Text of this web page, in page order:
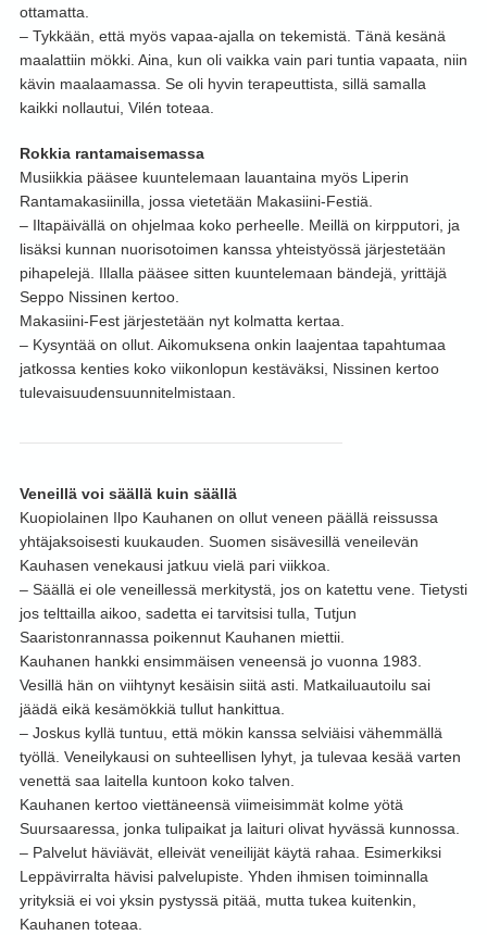
ottamatta.
– Tykkään, että myös vapaa-ajalla on tekemistä. Tänä kesänä
maalattiin mökki. Aina, kun oli vaikka vain pari tuntia vapaata, niin
kävin maalaamassa. Se oli hyvin terapeuttista, sillä samalla
kaikki nollautui, Vilén toteaa.
Rokkia rantamaisemassa
Musiikkia pääsee kuuntelemaan lauantaina myös Liperin
Rantamakasiinilla, jossa vietetään Makasiini-Festiä.
– Iltapäivällä on ohjelmaa koko perheelle. Meillä on kirpputori, ja
lisäksi kunnan nuorisotoimen kanssa yhteistyössä järjestetään
pihapelejä. Illalla pääsee sitten kuuntelemaan bändejä, yrittäjä
Seppo Nissinen kertoo.
Makasiini-Fest järjestetään nyt kolmatta kertaa.
– Kysyntää on ollut. Aikomuksena onkin laajentaa tapahtumaa
jatkossa kenties koko viikonlopun kestäväksi, Nissinen kertoo
tulevaisuudensuunnitelmistaan.
Veneillä voi säällä kuin säällä
Kuopiolainen Ilpo Kauhanen on ollut veneen päällä reissussa
yhtäjaksoisesti kuukauden. Suomen sisävesillä veneilevän
Kauhasen venekausi jatkuu vielä pari viikkoa.
– Säällä ei ole veneillessä merkitystä, jos on katettu vene. Tietysti
jos telttailla aikoo, sadetta ei tarvitsisi tulla, Tutjun
Saaristonrannassa poikennut Kauhanen miettii.
Kauhanen hankki ensimmäisen veneensä jo vuonna 1983.
Vesillä hän on viihtynyt kesäisin siitä asti. Matkailuautoilu sai
jäädä eikä kesämökkiä tullut hankittua.
– Joskus kyllä tuntuu, että mökin kanssa selviäisi vähemmällä
työllä. Veneilykausi on suhteellisen lyhyt, ja tulevaa kesää varten
venettä saa laitella kuntoon koko talven.
Kauhanen kertoo viettäneensä viimeisimmät kolme yötä
Suursaaressa, jonka tulipaikat ja laituri olivat hyvässä kunnossa.
– Palvelut häviävät, elleivät veneilijät käytä rahaa. Esimerkiksi
Leppävirralta hävisi palvelupiste. Yhden ihmisen toiminnalla
yrityksiä ei voi yksin pystyssä pitää, mutta tukea kuitenkin,
Kauhanen toteaa.